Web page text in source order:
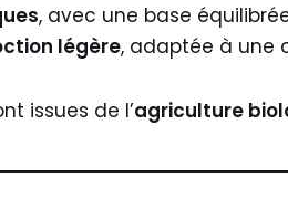
, avec une base
légère, adaptée à une
issues de l’agriculture